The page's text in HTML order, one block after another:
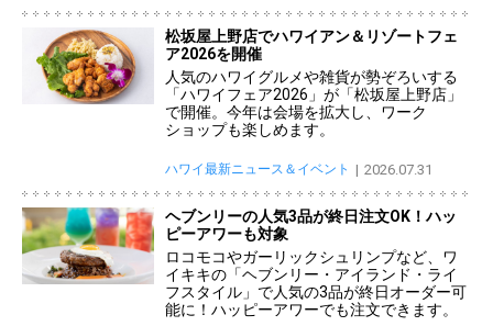
松坂屋上野店でハワイアン＆リゾートフェ
ア2026を開催
人気のハワイグルメや雑貨が勢ぞろいする
「ハワイフェア2026」が「松坂屋上野店」
で開催。今年は会場を拡大し、ワーク
ショップも楽しめます。
ハワイ最新ニュース＆イベント 2026.07.31
ヘブンリーの人気3品が終日注文OK！ハッ
ピーアワーも対象
ロコモコやガーリックシュリンプなど、ワ
イキキの「ヘブンリー・アイランド・ライ
フスタイル」で人気の3品が終日オーダー可
能に！ハッピーアワーでも注文できます。